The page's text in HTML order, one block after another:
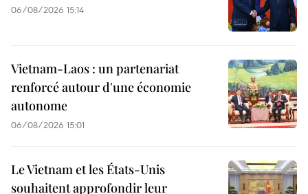
06/08/2026 15:14
Vietnam-Laos : un partenariat
renforcé autour d'une économie
autonome
06/08/2026 15:01
Le Vietnam et les États-Unis
souhaitent approfondir leur